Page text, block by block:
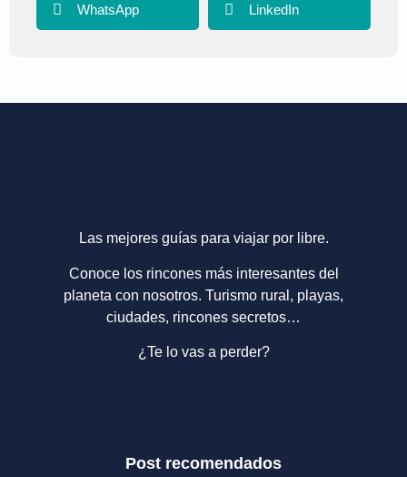
WhatsApp LinkedIn
Las mejores guías para viajar por libre.
Conoce los rincones más interesantes del
planeta con nosotros. Turismo rural, playas,
ciudades, rincones secretos…
¿Te lo vas a perder?
Post recomendados